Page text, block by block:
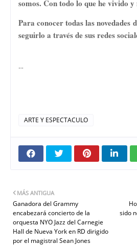
somos. Con todo lo que he vivido
Para conocer todas las novedades
seguirlo a través de sus redes
--
ARTE Y ESPECTACULO
sido
MÁS ANTIGUA
Ganadora del Grammy
encabezará concierto de la
orquesta NYO Jazz del Carnegie
Hall de Nueva York en RD dirigido
por el magistral Sean Jones